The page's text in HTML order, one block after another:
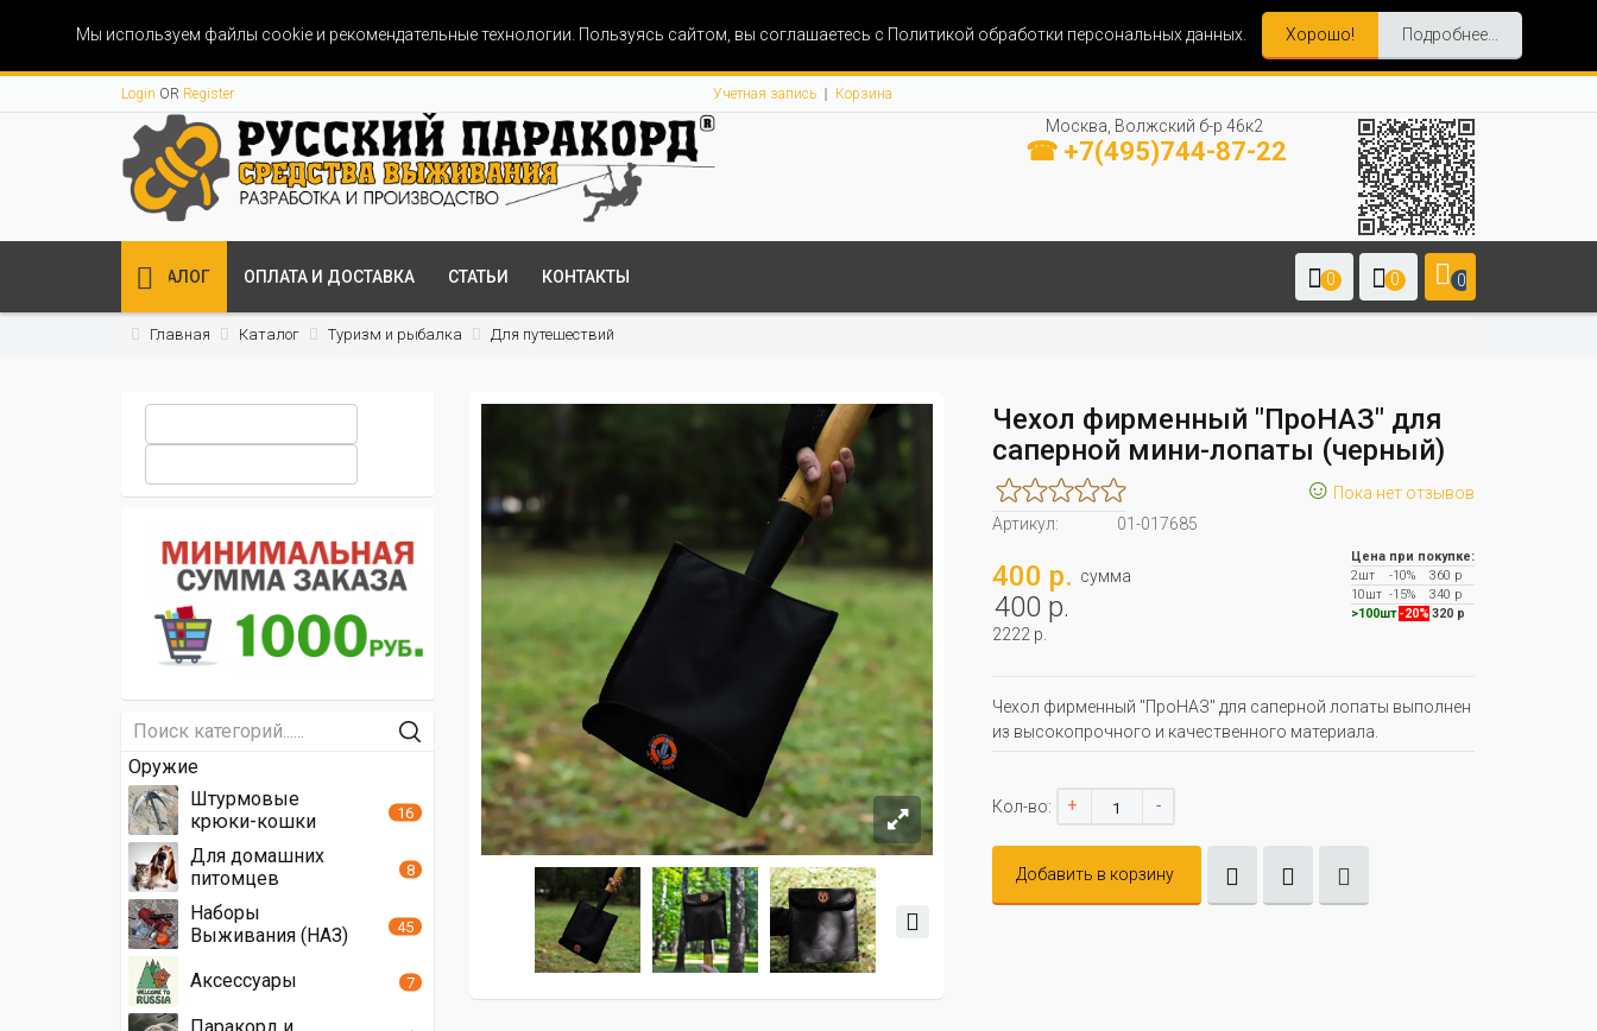
Мы используем файлы cookie и рекомендательные технологии. Пользуясь сайтом, вы соглашаетесь с Политикой обработки персональных данных. Хорошо! Подробнее...
Login OR Register Учетная запись Корзина
Москва, Волжский б-р 46к2
☎ +7(495)744-87-22
КАТАЛОГ ОПЛАТА И ДОСТАВКА СТАТЬИ КОНТАКТЫ 0 0 0
Главная Каталог Туризм и рыбалка Для путешествий
Чехол фирменный "ПроНАЗ" для
саперной мини-лопаты (черный)
☺ Пока нет отзывов
Артикул:
01-017685
400 р. сумма
400 р.
2222 р.
Цена при покупке:
2шт
-10%
360 р
10шт -15%
340 р
>100шт -20% 320 р
Чехол фирменный "ПроНАЗ" для саперной лопаты выполнен
из высокопрочного и качественного материала.
Кол-во: + -
Добавить в корзину
Оружие
Штурмовые
крюки-кошки
16
Для домашних
питомцев
8
Наборы
Выживания (НАЗ)
45
Аксессуары 7